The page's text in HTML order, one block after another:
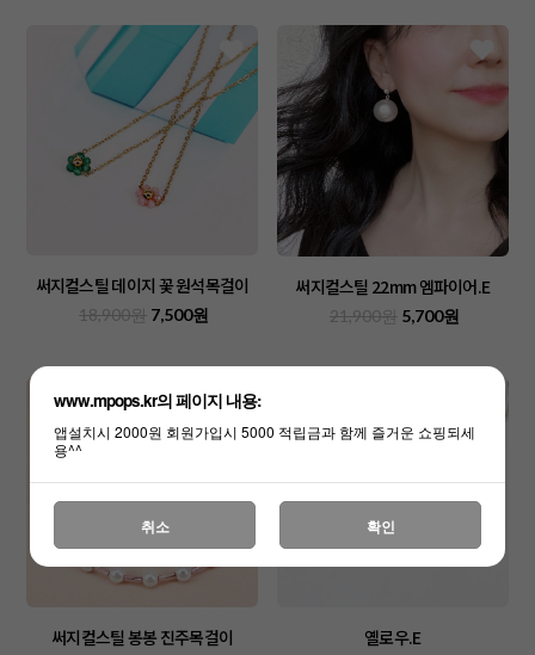
써지컬스틸 데이지 꽃 원석목걸이
18,900원 7,500원
써지컬스틸 22mm 엠파이어.E
21,900원 5,700원
써지컬스틸 봉봉 진주목걸이 옐로우.E
www.mpops.kr의 페이지 내용:
앱설치시 2000원 회원가입시 5000 적립금과 함께 즐거운 쇼핑되세
용^^
취소 확인